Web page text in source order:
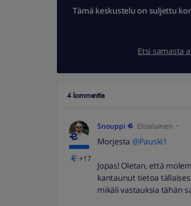
Tämä keskustelu on suljettu
Etsi samasta
4 kommenttia
+17
Snouppi Elisalainen
Morjesta @Pauski1
Jopas! Oletan, että
kantaunut tietoa
mikäli vastauksia tähän